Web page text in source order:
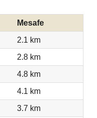
Mesafe
2.1 km
2.8 km
4.8 km
4.1 km
3.7 km